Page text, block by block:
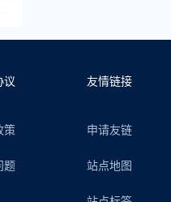
议
策
题
友情链接
申请友链
站点地图